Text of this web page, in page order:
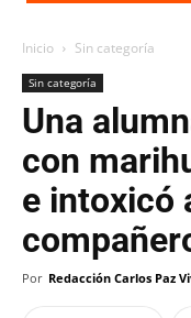
Inicio Sin categoría
Sin categoría
Una
con
e intoxicó
Por Redacción Carlos Paz